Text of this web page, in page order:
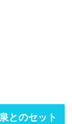
とのセット